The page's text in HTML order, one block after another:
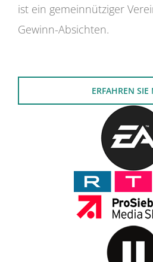
ist ein gemeinnütziger
Gewinn-Absichten.
ERFAHREN SIE